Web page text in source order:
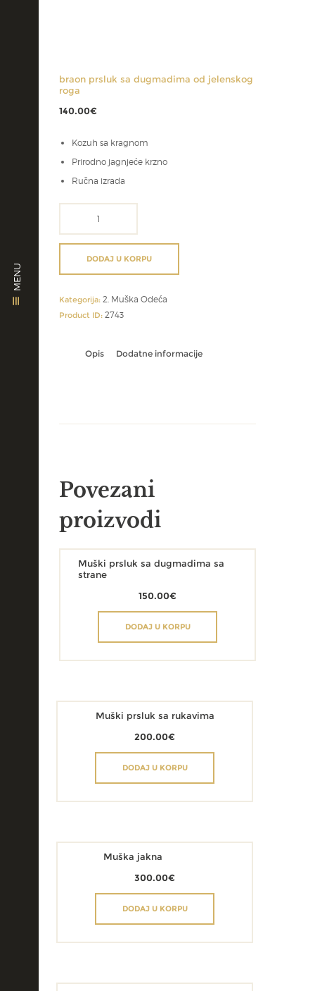
MENU
braon prsluk sa dugmadima od jelenskog
roga
140.00€
Kozuh sa kragnom
Prirodno jagnjeće krzno
Ručna izrada
dugmadima
roga
količina
DODAJ U KORPU
Kategorija: 2. Muška Odeća
Product ID: 2743
Opis Dodatne informacije
Povezani
proizvodi
Muški prsluk sa dugmadima sa
strane
150.00€
DODAJ U KORPU
Muški prsluk sa rukavima
200.00€
DODAJ U KORPU
Muška jakna
300.00€
DODAJ U KORPU